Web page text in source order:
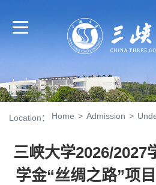
Location： Home > Admission >
三峡大学2026/2027
学金“丝绸之路”项